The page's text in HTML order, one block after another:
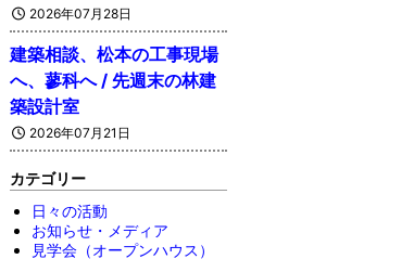
2026年07月28日
建築相談、松本の工事現場
へ、蓼科へ / 先週末の林建
築設計室
2026年07月21日
カテゴリー
日々の活動
お知らせ・メディア
見学会（オープンハウス）